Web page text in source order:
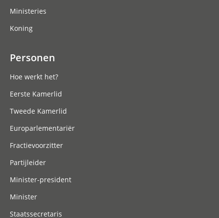
Ministeries
Koning
Personen
Hoe werkt het?
Eerste Kamerlid
Tweede Kamerlid
Europarlementariër
Fractievoorzitter
Partijleider
Minister-president
Minister
Staatssecretaris